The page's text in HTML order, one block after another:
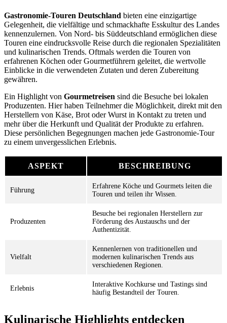
Gastronomie-Touren Deutschland bieten eine einzigartige
Gelegenheit, die vielfältige und schmackhafte Esskultur des Landes
kennenzulernen. Von Nord- bis Süddeutschland ermöglichen diese
Touren eine eindrucksvolle Reise durch die regionalen Spezialitäten
und kulinarischen Trends. Oftmals werden die Touren von
erfahrenen Köchen oder Gourmetführern geleitet, die wertvolle
Einblicke in die verwendeten Zutaten und deren Zubereitung
gewähren.
Ein Highlight von Gourmetreisen sind die Besuche bei lokalen
Produzenten. Hier haben Teilnehmer die Möglichkeit, direkt mit den
Herstellern von Käse, Brot oder Wurst in Kontakt zu treten und
mehr über die Herkunft und Qualität der Produkte zu erfahren.
Diese persönlichen Begegnungen machen jede Gastronomie-Tour
zu einem unvergesslichen Erlebnis.
ASPEKT BESCHREIBUNG
Führung
Erfahrene Köche und Gourmets leiten die
Touren und teilen ihr Wissen.
Produzenten
Besuche bei regionalen Herstellern zur
Förderung des Austauschs und der
Authentizität.
Vielfalt
Kennenlernen von traditionellen und
modernen kulinarischen Trends aus
verschiedenen Regionen.
Erlebnis
Interaktive Kochkurse und Tastings sind
häufig Bestandteil der Touren.
Kulinarische Highlights entdecken